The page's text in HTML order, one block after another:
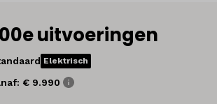
uitvoeringen
Elektrisch
€ 9.990